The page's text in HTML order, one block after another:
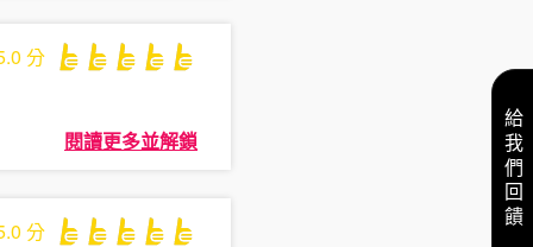
分
閱讀更多並解鎖
分
給我們回饋